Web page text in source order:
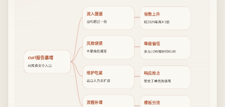
curl报告暴增
AI推高安全入口
流入提速
日均超过一份
倍数上升
较2024年高4 5倍
风险误读
不是高危爆发
等级偏低
多为LOW或MEDIUM
维护吃紧
出口人力未扩容
响应抢占
安全工单优先级高
流程补课 模板分流